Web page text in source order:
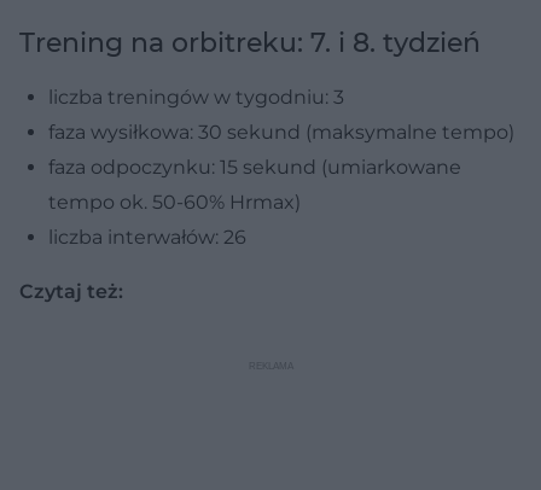
Trening na orbitreku: 7. i 8. tydzień
liczba treningów w tygodniu: 3
faza wysiłkowa: 30 sekund (maksymalne tempo)
faza odpoczynku: 15 sekund (umiarkowane
tempo ok. 50-60% Hrmax)
liczba interwałów: 26
Czytaj też: